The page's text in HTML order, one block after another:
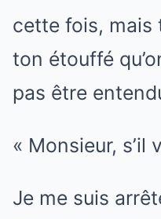
cette fois, mais
ton étouffé
pas être
« Monsieur, s’il
Je me suis